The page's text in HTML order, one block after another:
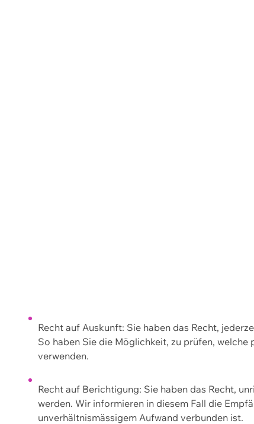
Recht auf Auskunft: Sie haben das Recht,
So haben Sie die Möglichkeit, zu prüfen,
verwenden.
Recht auf Berichtigung: Sie haben das Recht,
werden. Wir informieren in diesem Fall die
unverhältnismässigem Aufwand verbunden ist.